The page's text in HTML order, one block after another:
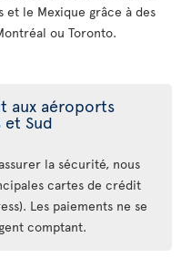
le Mexique grâce à des
ou Toronto.
aux aéroports
et Sud
la sécurité, nous
cartes de crédit
Les paiements ne se
comptant.